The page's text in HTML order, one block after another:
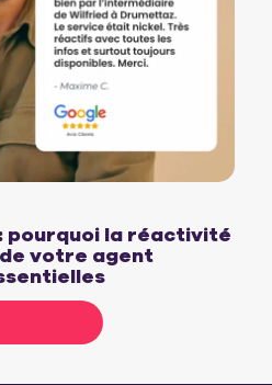
pourquoi la réactivité
votre agent